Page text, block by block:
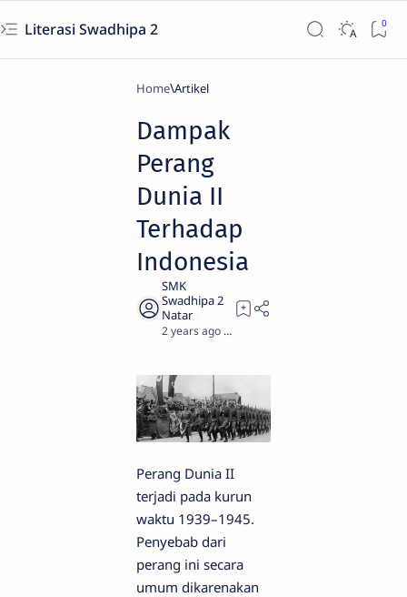
Literasi Swadhipa 2
Home Artikel
Dampak
Perang
Dunia II
Terhadap
Indonesia
2 years ago 3
Perang Dunia II
terjadi pada kurun
waktu 1939–1945.
Penyebab dari
perang ini secara
umum dikarenakan